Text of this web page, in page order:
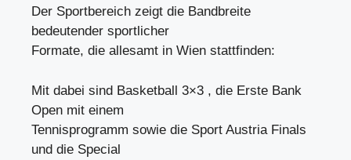
Der Sportbereich zeigt die Bandbreite
bedeutender sportlicher
Formate, die allesamt in Wien stattfinden:
Mit dabei sind Basketball 3×3 , die Erste Bank
Open mit einem
Tennisprogramm sowie die Sport Austria Finals
und die Special